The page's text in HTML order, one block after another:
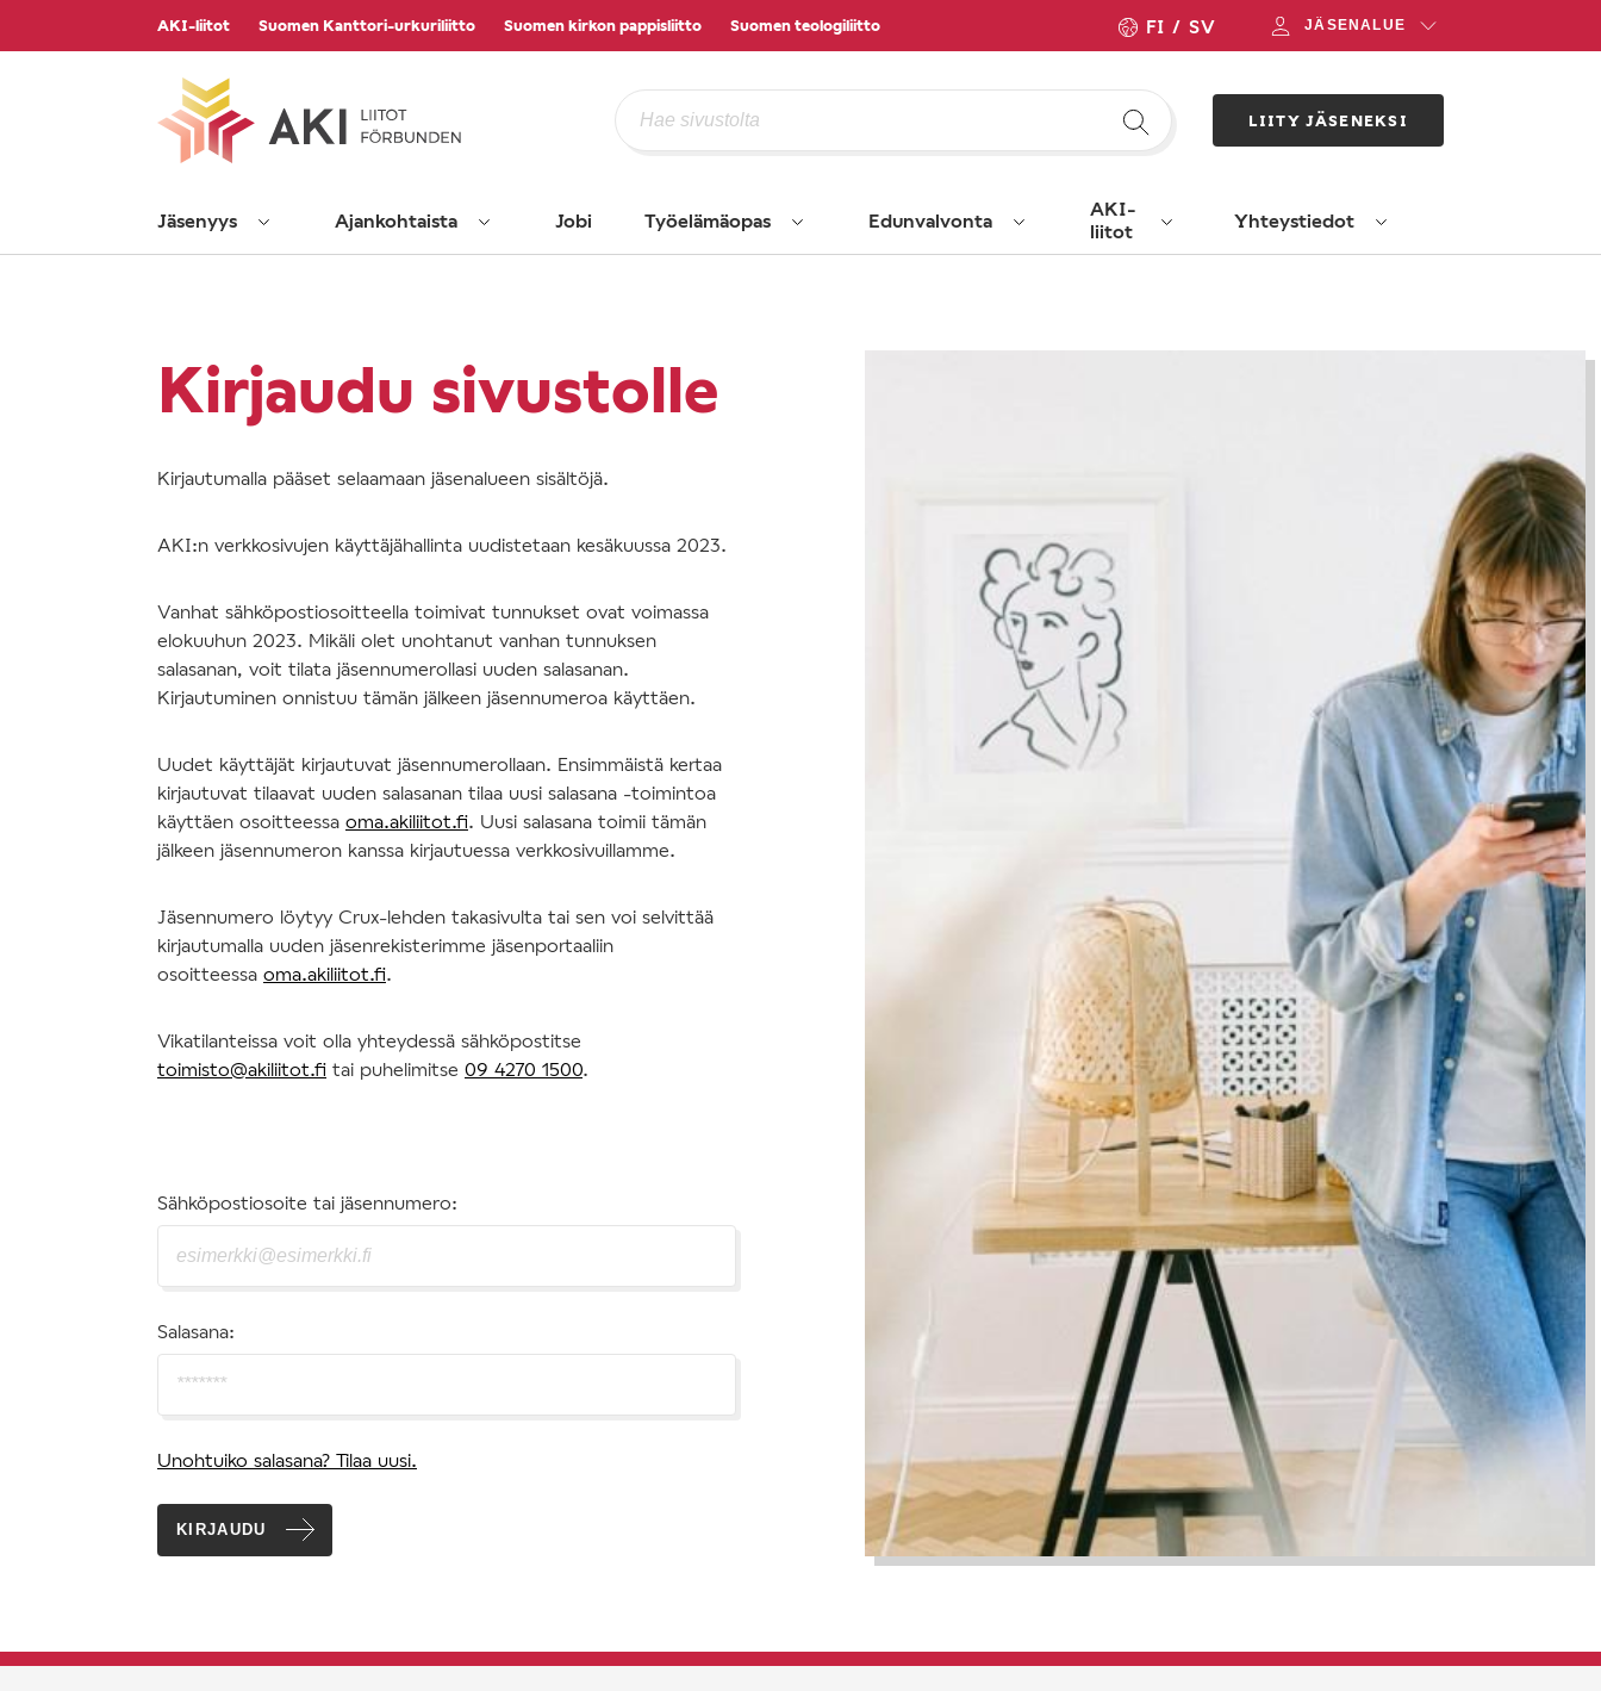
AKI-liitot Suomen Kanttori-urkuriliitto Suomen kirkon pappisliitto Suomen teologiliitto FI SV JÄSENALUE
LIITY JÄSENEKSI
Jäsenyys Ajankohtaista Jobi Työelämäopas Edunvalvonta
AKI-
liitot
Yhteystiedot
Kirjaudu sivustolle
Kirjautumalla pääset selaamaan jäsenalueen sisältöjä.
AKI:n verkkosivujen käyttäjähallinta uudistetaan kesäkuussa 2023.
Vanhat sähköpostiosoitteella toimivat tunnukset ovat voimassa
elokuuhun 2023. Mikäli olet unohtanut vanhan tunnuksen
salasanan, voit tilata jäsennumerollasi uuden salasanan.
Kirjautuminen onnistuu tämän jälkeen jäsennumeroa käyttäen.
Uudet käyttäjät kirjautuvat jäsennumerollaan. Ensimmäistä kertaa
kirjautuvat tilaavat uuden salasanan tilaa uusi salasana -toimintoa
käyttäen osoitteessa oma.akiliitot.fi. Uusi salasana toimii tämän
jälkeen jäsennumeron kanssa kirjautuessa verkkosivuillamme.
Jäsennumero löytyy Crux-lehden takasivulta tai sen voi selvittää
kirjautumalla uuden jäsenrekisterimme jäsenportaaliin
osoitteessa oma.akiliitot.fi.
Vikatilanteissa voit olla yhteydessä sähköpostitse
toimisto@akiliitot.fi tai puhelimitse 09 4270 1500.
Sähköpostiosoite tai jäsennumero:
Salasana:
Unohtuiko salasana? Tilaa uusi.
KIRJAUDU